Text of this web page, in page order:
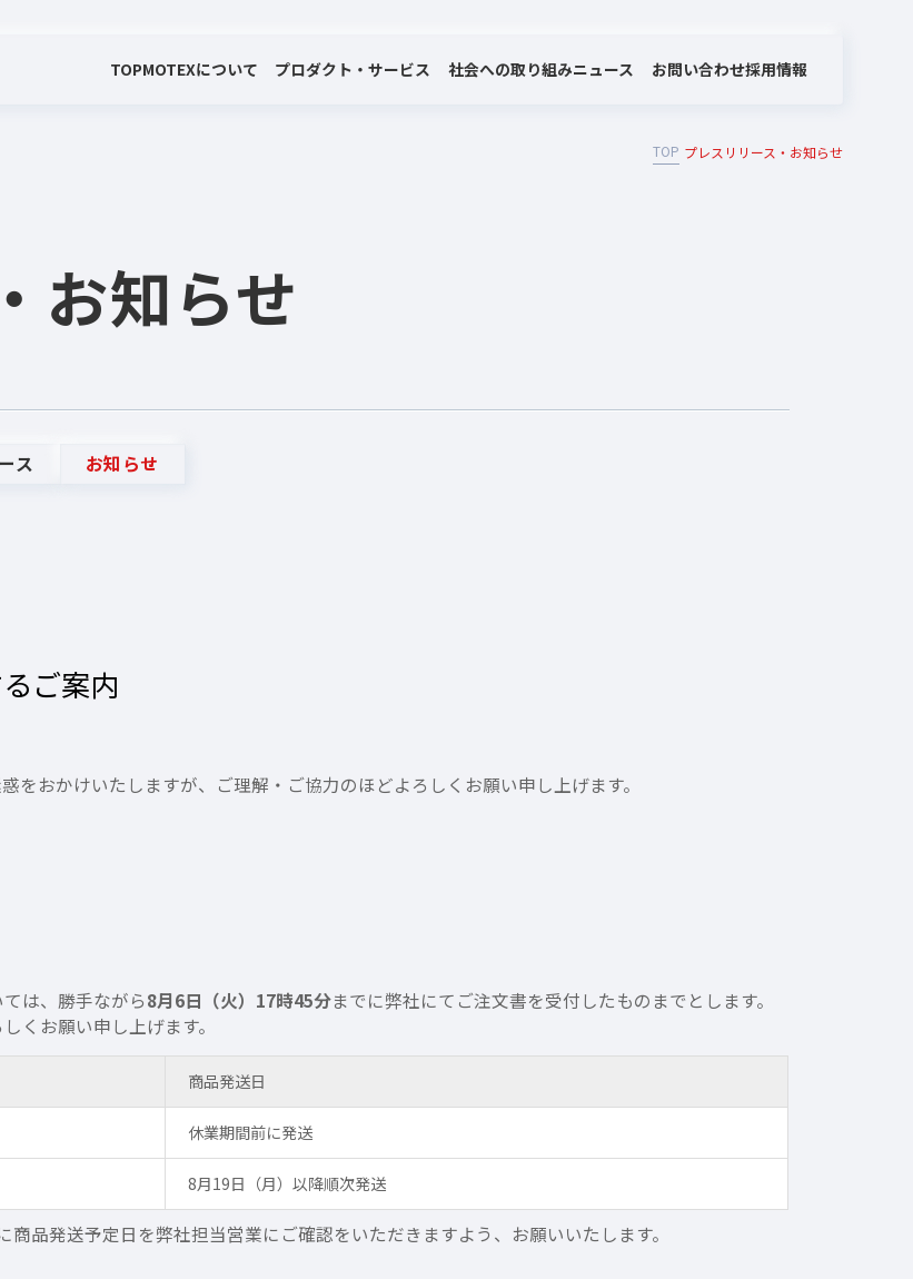
TOPMOTEXについて プロダクト・サービス
MOTEX/LANSCOPEのあゆみ
社会への取り組みニュース お問い合わせ採用情報
TOP プレスリリース・お知らせ
・お知らせ
ス お知らせ
ご案内
をおかけいたしますが、ご理解・ご協力のほどよろしくお願い申し上げます。
は、勝手ながら8月6日（火）17時45分までに弊社にてご注文書を受付したものまでとします。
くお願い申し上げます。
商品発送日
休業期間前に発送
8月19日（月）以降順次発送
品発送予定日を弊社担当営業にご確認をいただきますよう、お願いいたします。